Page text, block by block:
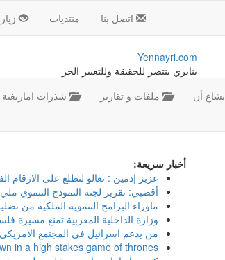
منتديات اتصل بنا
Yennayri.com
ينايري ينتصر للحقيقة وللتعبير الحر
شذرات امازيغية ملفات و تقارير يشاع أن
أخبار سريعة:
عزيز إدمين : تعالو لنطلع على الارقام
أقصبي: تقرير لجنة النمودج التنموي
ماوراء البرامج التنموية الملكية من
وزارة الداخلية المغربية تمنع مسيرة
من يدعم اسرائيل في المجتمع الامريكي
in a high stakes game of thrones